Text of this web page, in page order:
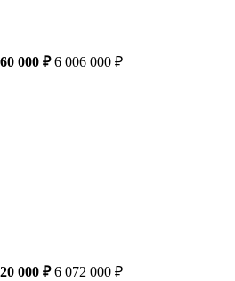
000 ₽ 6 006 000 ₽
000 ₽ 6 072 000 ₽